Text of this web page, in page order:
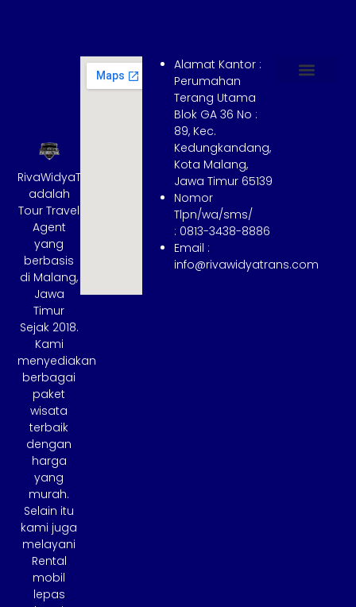
RivaWidyaTrans
adalah
Tour Travel
Agent
yang
berbasis
di Malang,
Jawa
Timur
Sejak 2018.
Kami
menyediakan
berbagai
paket
wisata
terbaik
dengan
harga
yang
murah.
Selain itu
kami juga
melayani
Rental
mobil
lepas
Alamat Kantor :
Perumahan
Terang Utama
Blok GA 36 No :
89, Kec.
Kedungkandang,
Kota Malang,
Jawa Timur 65139
Nomor
Tlpn/wa/sms/
: 0813-3438-8886
Email :
info@rivawidyatrans.com